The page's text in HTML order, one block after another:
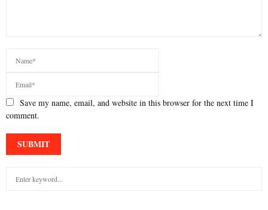
Save my name, email, and website in this browser for the next time I
comment.